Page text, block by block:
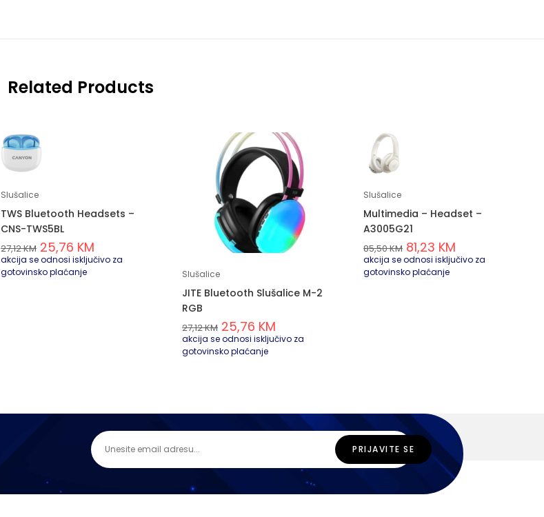
Related Products
Slušalice
TWS Bluetooth Headsets –
CNS-TWS5BL
27,12KM 25,76 KM
akcija se odnosi isključivo za
gotovinsko plaćanje
Slušalice
JITE Bluetooth Slušalice M-2
RGB
27,12KM 25,76 KM
akcija se odnosi isključivo za
gotovinsko plaćanje
Slušalice
Multimedia – Headset –
A3005G21
85,50KM 81,23 KM
akcija se odnosi isključivo za
gotovinsko plaćanje